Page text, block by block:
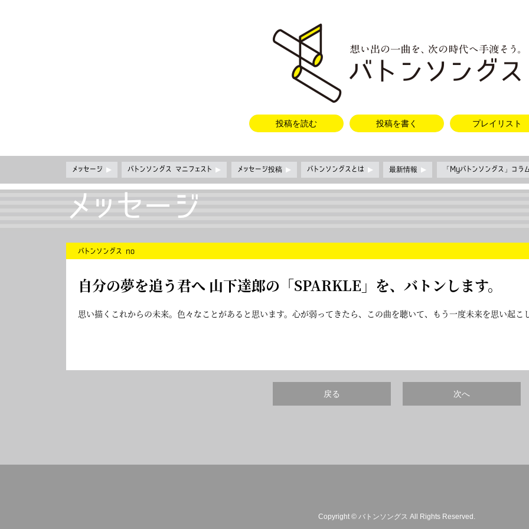
投稿を読む 投稿を書く プレイリスト
メッセージ ▶ バトンソングス マニフェスト▶ メッセージ投稿 ▶ バトンソングスとは ▶ 最新情報▶ 「Myバトンソングス」コラ
メッセージ
バトンソングス no
自分の夢を追う君へ 山下達郎の「SPARKLE 」を、バトンします。
思い描くこれからの未来。色々なことがあると思います。心が弱ってきたら、この曲を聴いて、もう一度未来を思い起こ
戻る 次へ
Copyright © バトンソングス All Rights Reserved.